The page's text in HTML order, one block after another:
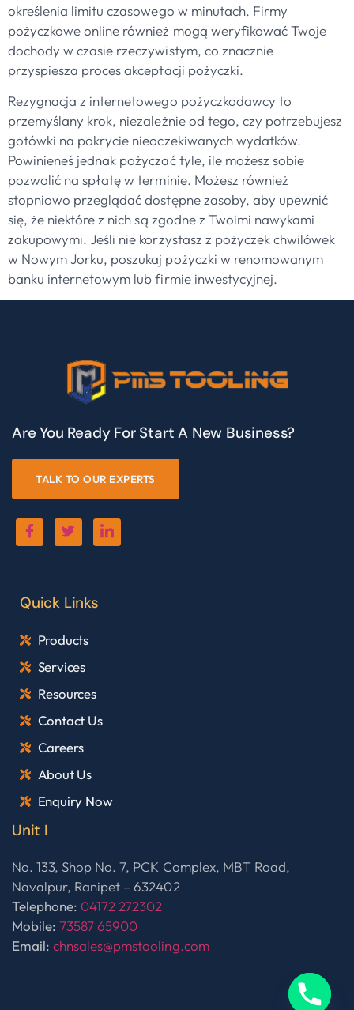
określenia limitu czasowego w minutach. Firmy
pożyczkowe online również mogą weryfikować Twoje
dochody w czasie rzeczywistym, co znacznie
przyspiesza proces akceptacji pożyczki.
Rezygnacja z internetowego pożyczkodawcy to
przemyślany krok, niezależnie od tego, czy potrzebujesz
gotówki na pokrycie nieoczekiwanych wydatków.
Powinieneś jednak pożyczać tyle, ile możesz sobie
pozwolić na spłatę w terminie. Możesz również
stopniowo przeglądać dostępne zasoby, aby upewnić
się, że niektóre z nich są zgodne z Twoimi nawykami
zakupowymi. Jeśli nie korzystasz z pożyczek chwilówek
w Nowym Jorku, poszukaj pożyczki w renomowanym
banku internetowym lub firmie inwestycyjnej.
Are You Ready For Start A New Business?
TALK TO OUR EXPERTS
Quick Links
Products
Services
Resources
Contact Us
Careers
About Us
Enquiry Now
Unit I
No. 133, Shop No. 7, PCK Complex, MBT Road,
Navalpur, Ranipet – 632402
Telephone: 04172 272302
Mobile: 73587 65900
Email:chnsales@pmstooling.com